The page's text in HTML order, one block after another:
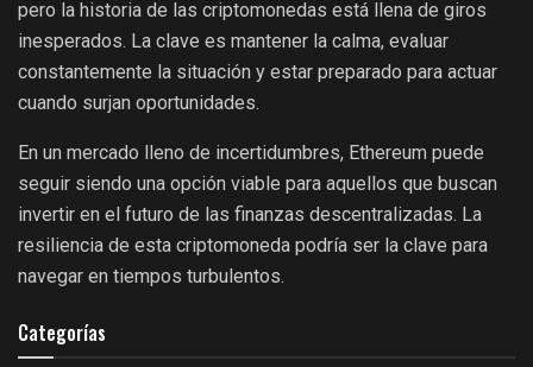
pero la historia de las criptomonedas está llena de giros
inesperados. La clave es mantener la calma, evaluar
constantemente la situación y estar preparado para actuar
cuando surjan oportunidades.
En un mercado lleno de incertidumbres, Ethereum puede
seguir siendo una opción viable para aquellos que buscan
invertir en el futuro de las finanzas descentralizadas. La
resiliencia de esta criptomoneda podría ser la clave para
navegar en tiempos turbulentos.
Categorías